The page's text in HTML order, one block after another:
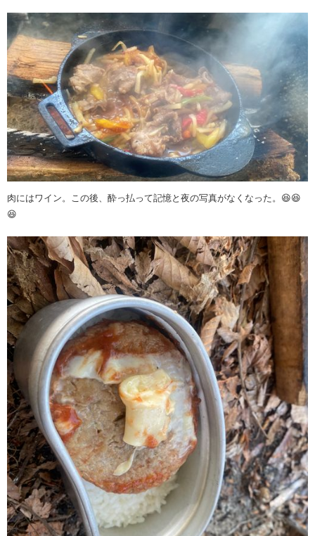
肉にはワイン。この後、酔っ払って記憶と夜の写真がなくなった。😆😆
😆